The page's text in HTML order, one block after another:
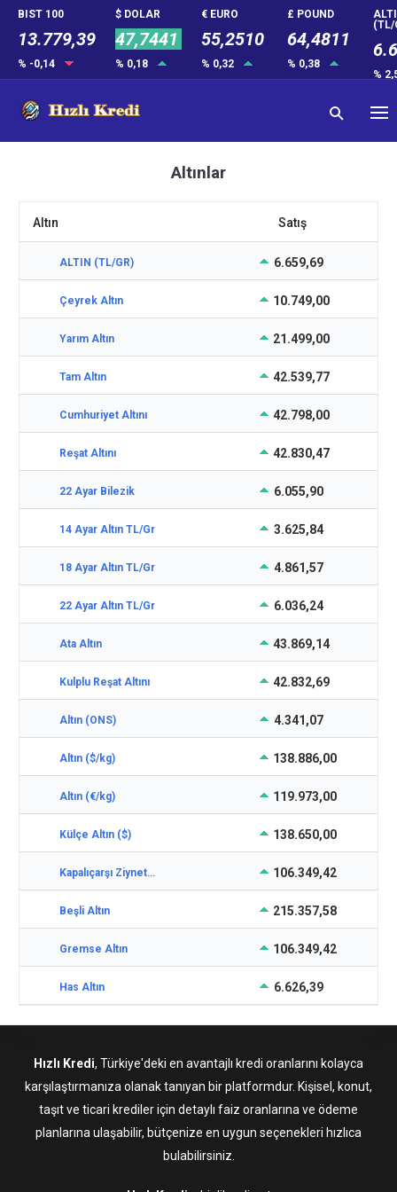
BIST 100
13.779,39
% -0,14
$ DOLAR
47,7441
% 0,18
€ EURO
55,2510
% 0,32
£ POUND
64,4811
% 0,38
(TL/
%
Altınlar
Altın Satış
ALTIN (TL/GR) 6.659,69
Çeyrek Altın 10.749,00
Yarım Altın 21.499,00
Tam Altın 42.539,77
Cumhuriyet Altını 42.798,00
Reşat Altını 42.830,47
22 Ayar Bilezik 6.055,90
14 Ayar Altın TL/Gr 3.625,84
18 Ayar Altın TL/Gr 4.861,57
22 Ayar Altın TL/Gr 6.036,24
Ata Altın 43.869,14
Kulplu Reşat Altını 42.832,69
Altın (ONS) 4.341,07
Altın ($/kg) 138.886,00
Altın (€/kg) 119.973,00
Külçe Altın ($) 138.650,00
Kapalıçarşı Ziynet 2.5 106.349,42
Beşli Altın 215.357,58
Gremse Altın 106.349,42
Has Altın 6.626,39
Hızlı Kredi, Türkiye'deki en avantajlı kredi oranlarını kolayca
karşılaştırmanıza olanak tanıyan bir platformdur. Kişisel, konut,
taşıt ve ticari krediler için detaylı faiz oranlarına ve ödeme
planlarına ulaşabilir, bütçenize en uygun seçenekleri hızlıca
bulabilirsiniz.